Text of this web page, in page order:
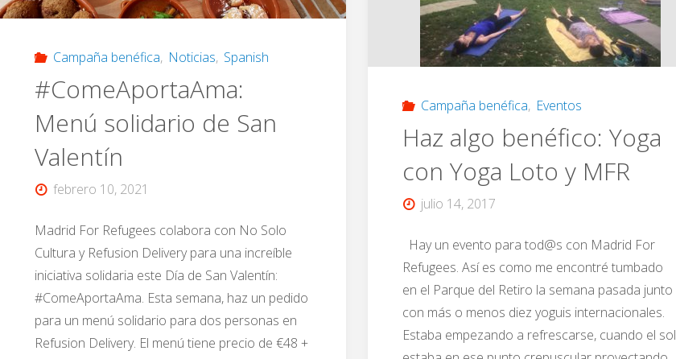
Campaña benéfica, Noticias, Spanish
#ComeAportaAma:
Menú solidario de San
Valentín
febrero 10, 2021
Madrid For Refugees colabora con No Solo
Cultura y Refusion Delivery para una increíble
iniciativa solidaria este Día de San Valentín:
#ComeAportaAma. Esta semana, haz un pedido
para un menú solidario para dos personas en
Refusion Delivery. El menú tiene precio de €48 +
Campaña benéfica, Eventos
Haz algo benéfico: Yoga
con Yoga Loto y MFR
julio 14, 2017
Hay un evento para tod@s con Madrid For
Refugees. Así es como me encontré tumbado
en el Parque del Retiro la semana pasada junto
con más o menos diez yoguis internacionales.
Estaba empezando a refrescarse, cuando el sol